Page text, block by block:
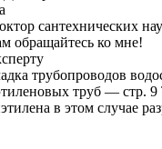
сантехнических
обращайтесь ко мне!
трубопроводов
труб — стр. 9
в этом случае